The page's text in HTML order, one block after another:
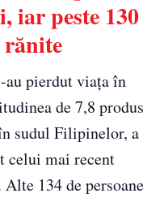
iar peste 130
rănite
au pierdut viața în
de 7,8 produs
sudul Filipinelor, a
celui mai recent
134 de persoane